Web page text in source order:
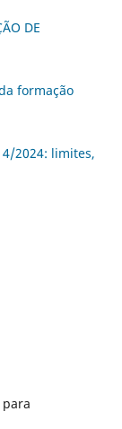
DE
formação
4/2024: limites,